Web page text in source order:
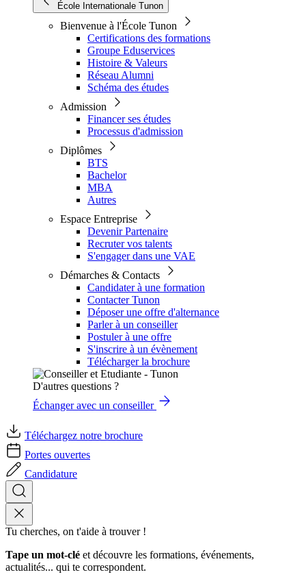
École Internationale Tunon
Bienvenue à l'École Tunon
Certifications des formations
Groupe Eduservices
Histoire & Valeurs
Réseau Alumni
Schéma des études
Admission
Financer ses études
Processus d'admission
Diplômes
BTS
Bachelor
MBA
Autres
Espace Entreprise
Devenir Partenaire
Recruter vos talents
S'engager dans une VAE
Démarches & Contacts
Candidater à une formation
Contacter Tunon
Déposer une offre d'alternance
Parler à un conseiller
Postuler à une offre
S'inscrire à un évènement
Télécharger la brochure
D'autres questions ?
Échanger avec un conseiller
Téléchargez notre brochure
Portes ouvertes
Candidature
Tu cherches, on t'aide à trouver !
Tape un mot-clé et découvre les formations, événements,
actualités... qui te correspondent.